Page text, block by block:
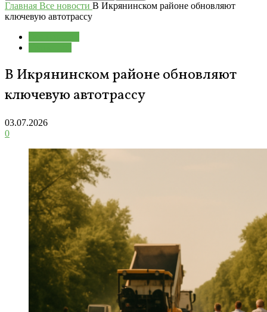
Главная Все новости В Икрянинском районе обновляют
ключевую автотрассу
В Икрянинском районе обновляют
ключевую автотрассу
03.07.2026
0